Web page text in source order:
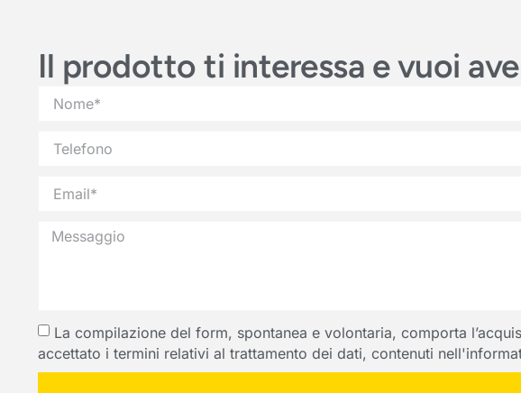
Il prodotto ti interessa e vuoi
La compilazione del form, spontanea e volontaria, comporta
accettato i termini relativi al trattamento dei dati, contenuti